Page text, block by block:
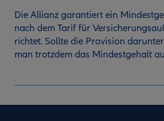
Die Allianz garantiert ein
nach dem Tarif für
richtet. Sollte die Provision
man trotzdem das Mindestgehalt